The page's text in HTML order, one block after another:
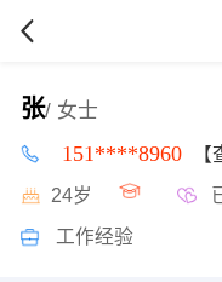
张/ 女士
151****8960
24岁
工作经验